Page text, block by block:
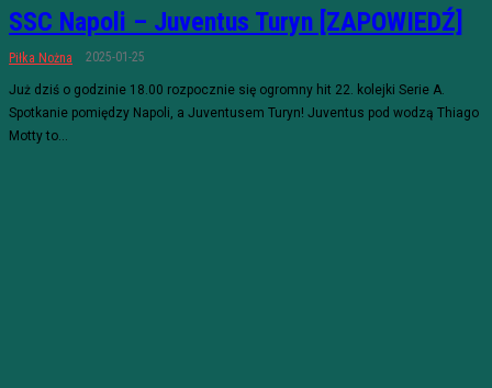
SSC Napoli – Juventus Turyn [ZAPOWIEDŹ]
Piłka Nożna 2025-01-25
Już dziś o godzinie 18.00 rozpocznie się ogromny hit 22. kolejki Serie A.
Spotkanie pomiędzy Napoli, a Juventusem Turyn! Juventus pod wodzą Thiago
Motty to...